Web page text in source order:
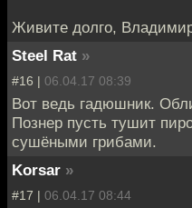
Живите долго,
Steel Rat »
#16 | 06.04.17 08:39
Вот ведь гадюшник.
Познер пусть тушит
сушёными грибами.
Korsar »
#17 | 06.04.17 08:44